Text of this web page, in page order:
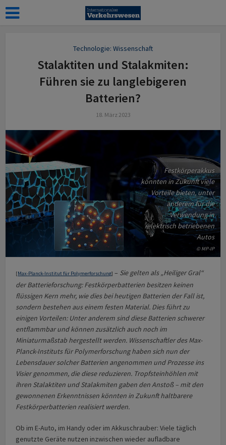
Technologie: Wissenschaft
Stalaktiten und Stalakmiten:
Führen sie zu langlebigeren
Batterien?
18. März 2023
Festkörperakkus
könnten in Zukunft viele
Vorteile bieten, unter
anderem für die
Verwendung in
elektrisch betriebenen
Autos
© MP-IP
[Max-Planck-Institut für Polymerforschung] – Sie gelten als „Heiliger Gral“
der Batterieforschung: Festkörperbatterien besitzen keinen
flüssigen Kern mehr, wie dies bei heutigen Batterien der Fall ist,
sondern bestehen aus einem festen Material. Dies führt zu
einigen Vorteilen: Unter anderem sind diese Batterien schwerer
entflammbar und können zusätzlich auch noch im
Miniaturmaßstab hergestellt werden. Wissenschaftler des Max-
Planck-Instituts für Polymerforschung haben sich nun der
Lebensdauer solcher Batterien angenommen und Prozesse ins
Visier genommen, die diese reduzieren. Tropfsteinhöhlen mit
ihren Stalaktiten und Stalakmiten gaben den Anstoß – mit den
gewonnenen Erkenntnissen könnten in Zukunft haltbarere
Festkörper­batterien realisiert werden.
Ob im E-Auto, im Handy oder im Akkuschrauber: Viele täglich
genutzte Geräte nutzen inzwischen wieder aufladbare